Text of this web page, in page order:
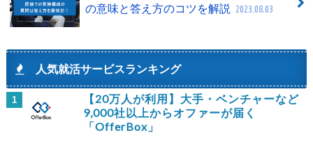
の意味と答え方のコツを解説
2023.08.03
人気就活サービスランキング
1
【20万人が利用】大手・ベンチャーなど
9,000社以上からオファーが届く
「OfferBox」